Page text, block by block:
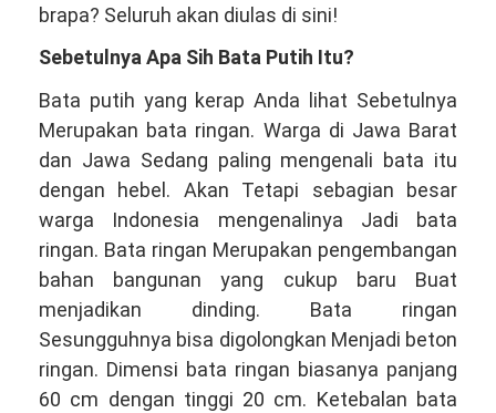
081381344044
brapa? Seluruh akan diulas di sini!
Sebetulnya Apa Sih Bata Putih Itu?
Bata putih yang kerap Anda lihat Sebetulnya
Merupakan bata ringan. Warga di Jawa Barat
dan Jawa Sedang paling mengenali bata itu
dengan hebel. Akan Tetapi sebagian besar
warga Indonesia mengenalinya Jadi bata
ringan. Bata ringan Merupakan pengembangan
bahan bangunan yang cukup baru Buat
menjadikan dinding. Bata ringan
Sesungguhnya bisa digolongkan Menjadi beton
ringan. Dimensi bata ringan biasanya panjang
60 cm dengan tinggi 20 cm. Ketebalan bata